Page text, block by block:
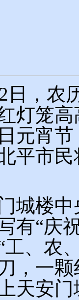
，农
灯笼
元宵
平市
楼中
有“庆
、农
，一
天安门